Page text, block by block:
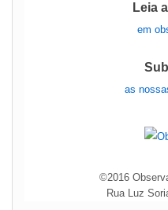
Leia
em
as
©2016
Rua Luz